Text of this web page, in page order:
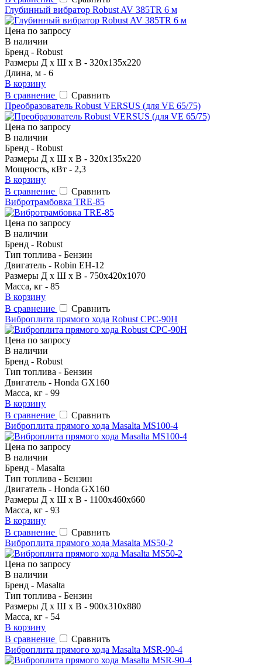
Глубинный вибратор Robust AV 385TR 6 м
Цена по запросу
В наличии
Бренд - Robust
Размеры Д х Ш х В - 320х135х220
Длина, м - 6
В корзину
В сравнение
Сравнить
Преобразователь Robust VERSUS (для VE 65/75)
Цена по запросу
В наличии
Бренд - Robust
Размеры Д х Ш х В - 320х135х220
Мощность, кВт - 2,3
В корзину
В сравнение
Сравнить
Вибротрамбовка TRE-85
Цена по запросу
В наличии
Бренд - Robust
Тип топлива - Бензин
Двигатель - Robin EH-12
Размеры Д х Ш х В - 750х420х1070
Масса, кг - 85
В корзину
В сравнение
Сравнить
Виброплита прямого хода Robust CPC-90H
Цена по запросу
В наличии
Бренд - Robust
Тип топлива - Бензин
Двигатель - Honda GX160
Масса, кг - 99
В корзину
В сравнение
Сравнить
Виброплита прямого хода Masalta MS100-4
Цена по запросу
В наличии
Бренд - Masalta
Тип топлива - Бензин
Двигатель - Honda GX160
Размеры Д х Ш х В - 1100x460x660
Масса, кг - 93
В корзину
В сравнение
Сравнить
Виброплита прямого хода Masalta MS50-2
Цена по запросу
В наличии
Бренд - Masalta
Тип топлива - Бензин
Размеры Д х Ш х В - 900x310x880
Масса, кг - 54
В корзину
В сравнение
Сравнить
Виброплита прямого хода Masalta MSR-90-4